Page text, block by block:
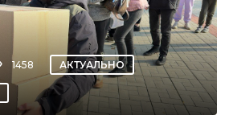
1458 АКТУАЛЬНО